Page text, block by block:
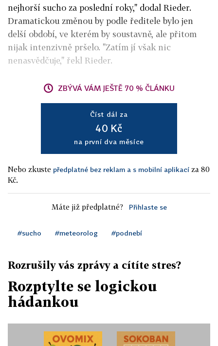
nejhorší sucho za poslední roky," dodal Rieder.
Dramatickou změnou by podle ředitele bylo jen
delší období, ve kterém by soustavně, ale přitom
nijak intenzivně pršelo. "Zatím jí však nic
nenasvědčuje," řekl Rieder.
ZBÝVÁ VÁM JEŠTĚ 70 % ČLÁNKU
Číst dál za
40 Kč
na první dva měsíce
Nebo zkuste předplatné bez reklam a s mobilní aplikací za 80
Kč.
Máte již předplatné? Přihlaste se
#sucho #meteorolog #podnebí
Rozrušily vás zprávy a cítíte stres?
Rozptylte se logickou
hádankou